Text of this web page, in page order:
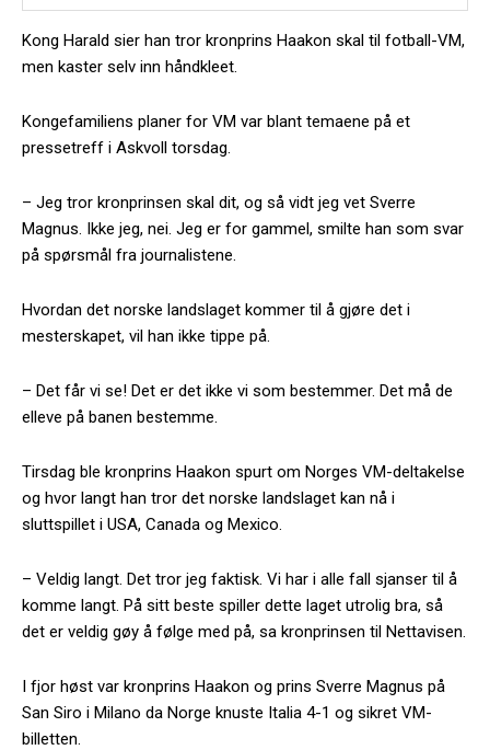
Kong Harald sier han tror kronprins Haakon skal til fotball-VM,
men kaster selv inn håndkleet.
Kongefamiliens planer for VM var blant temaene på et
pressetreff i Askvoll torsdag.
– Jeg tror kronprinsen skal dit, og så vidt jeg vet Sverre
Magnus. Ikke jeg, nei. Jeg er for gammel, smilte han som svar
på spørsmål fra journalistene.
Hvordan det norske landslaget kommer til å gjøre det i
mesterskapet, vil han ikke tippe på.
– Det får vi se! Det er det ikke vi som bestemmer. Det må de
elleve på banen bestemme.
Tirsdag ble kronprins Haakon spurt om Norges VM-deltakelse
og hvor langt han tror det norske landslaget kan nå i
sluttspillet i USA, Canada og Mexico.
– Veldig langt. Det tror jeg faktisk. Vi har i alle fall sjanser til å
komme langt. På sitt beste spiller dette laget utrolig bra, så
det er veldig gøy å følge med på, sa kronprinsen til Nettavisen.
I fjor høst var kronprins Haakon og prins Sverre Magnus på
San Siro i Milano da Norge knuste Italia 4-1 og sikret VM-
billetten.